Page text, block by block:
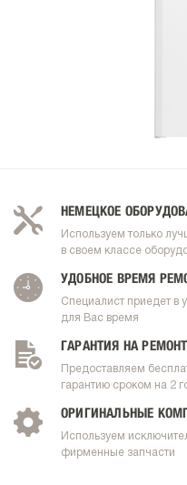
НЕМЕЦКОЕ
Используем только
в своем классе
УДОБНОЕ ВРЕМЯ
Специалист приедет в
для Вас время
ГАРАНТИЯ НА РЕМОНТ
Предоставляем
гарантию сроком на 2
ОРИГИНАЛЬНЫЕ
Используем
фирменные запчасти